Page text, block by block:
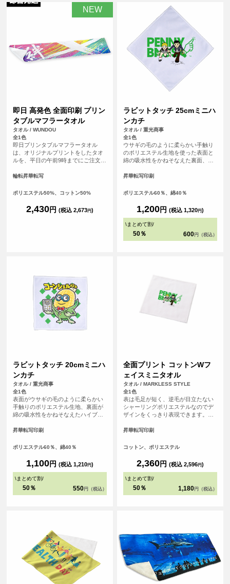
NEW
即日 高発色 全面印刷 プリン
タブルマフラータオル
タオル / WUNDOU
全1色
即日プリンタブルマフラータオル
は、オリジナルプリントをしたタオ
ルを、平日の午前9時までにご注文
超短納期サービスです！急なイベン
ど、時間がない時に便利！<br> 昇華
フルカラー印刷が可能。ロゴや文字
はもちろん、写真やグラデーション
自由度も高いアイテムです。
輪転昇華転写
ポリエステル50%、コットン50%
2,430円 (税込 2,673円)
ラビットタッチ 25cmミニハ
ンカチ
タオル / 重光商事
全1色
ウサギの毛のように柔らかい手触り
のポリエステル生地を使った表面と
綿の吸水性をかねそなえた裏面、丁
ルです。
昇華転写印刷
ポリエステル60％、綿40％
1,200円 (税込 1,320円)
\まとめて割/
50％ 600 円（税込）
ラビットタッチ 20cmミニハ
ンカチ
タオル / 重光商事
全1色
表面がウサギの毛のように柔らかい
手触りのポリエステル生地、裏面が
綿の吸水性をかねそなえたハイブリ
昇華転写印刷
ポリエステル60％、綿40％
1,100円 (税込 1,210円)
\まとめて割/
50％ 550 円（税込）
全面プリント コットンWフ
ェイスミニタオル
タオル / MARKLESS STYLE
全1色
表は毛足が短く、逆毛が目立たない
シャーリングポリエステルなのでデ
ザインをくっきり表現できます。裏
ある程度の厚みが維持され、吸水性
昇華転写印刷
コットン、ポリエステル
2,360円 (税込 2,596円)
\まとめて割/
50％ 1,180 円（税込）